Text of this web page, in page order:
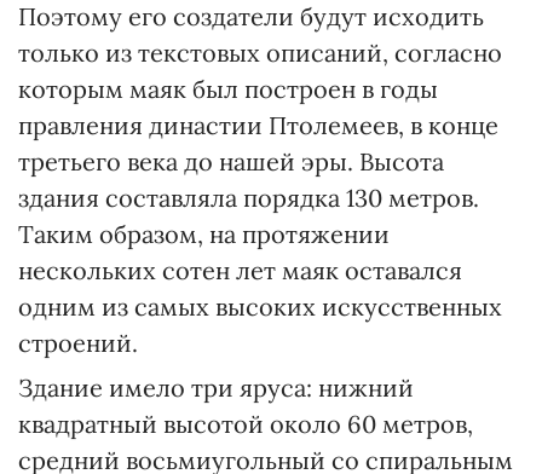
Поэтому его создатели будут исходить
только из текстовых описаний, согласно
которым маяк был построен в годы
правления династии Птолемеев, в конце
третьего века до нашей эры. Высота
здания составляла порядка 130 метров.
Таким образом, на протяжении
нескольких сотен лет маяк оставался
одним из самых высоких искусственных
строений.
Здание имело три яруса: нижний
квадратный высотой около 60 метров,
средний восьмиугольный со спиральным